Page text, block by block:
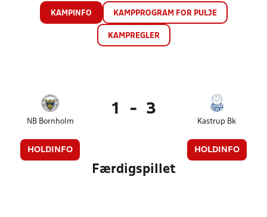
KAMPINFO KAMPPROGRAM FOR PULJE
KAMPREGLER
NB Bornholm
HOLDINFO
1 - 3
Kastrup Bk
HOLDINFO
Færdigspillet